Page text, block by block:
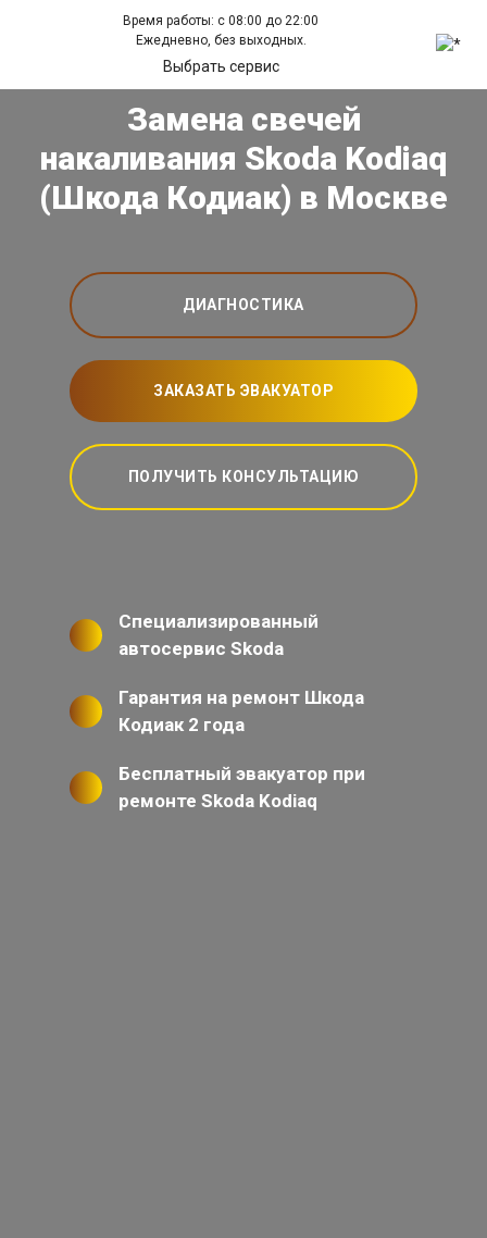
Время работы: с 08:00 до 22:00
Ежедневно, без выходных.
Выбрать сервис
Замена свечей
накаливания Skoda Kodiaq
(Шкода Кодиак) в Москве
ДИАГНОСТИКА
ЗАКАЗАТЬ ЭВАКУАТОР
ПОЛУЧИТЬ КОНСУЛЬТАЦИЮ
Специализированный
автосервис Skoda
Гарантия на ремонт Шкода
Кодиак 2 года
Бесплатный эвакуатор при
ремонте Skoda Kodiaq